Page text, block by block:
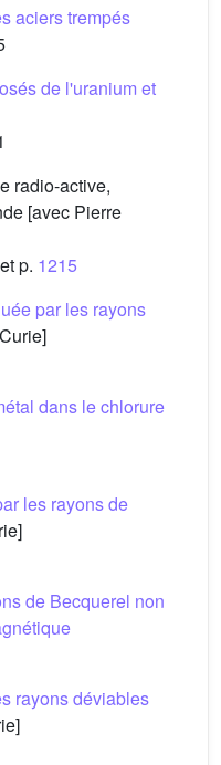
aciers trempés
de l'uranium et
radio-active,
[avec Pierre
et p. 1215
par les rayons
dans le chlorure
les rayons de
de Becquerel non
rayons déviables